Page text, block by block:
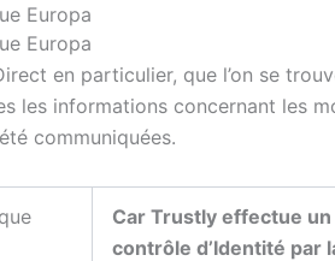
Europa
Europa
en particulier, que l’on se
les informations concernant les
communiquées.
Car Trustly effectue un
contrôle d’Identité par